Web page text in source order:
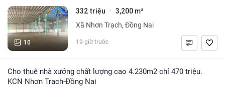
10
332 triệu · 3,200 m²
Xã Nhơn Trạch, Đồng Nai
19 giờ trước
Cho thuê nhà xưởng chất lượng cao 4.230m2 chỉ 470 triệu.
KCN Nhơn Trạch-Đồng Nai